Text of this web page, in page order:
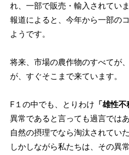
れ、一部で販売・輸入されていま
報道によると、今年から一部の
ようです。
将来、市場の農作物のすべてが、
が、すぐそこまで来ています。
F１の中でも、とりわけ 「雄性不
異常であると言っても過言ではあ
自然の摂理でなら淘汰されていた
しかしながら私たちは、その異